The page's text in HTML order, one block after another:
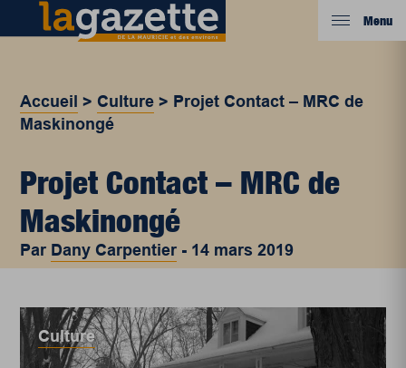
Menu
Accueil > Culture > Projet Contact – MRC de
Maskinongé
Projet Contact – MRC de
Maskinongé
Par Dany Carpentier - 14 mars 2019
Culture